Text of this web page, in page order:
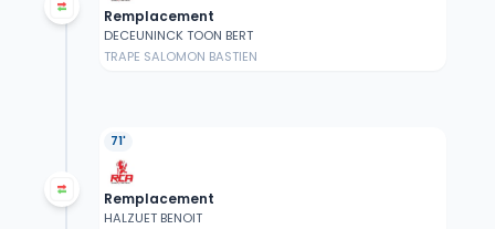
Remplacement
DECEUNINCK TOON BERT
TRAPE SALOMON BASTIEN
71'
Remplacement
HALZUET BENOIT